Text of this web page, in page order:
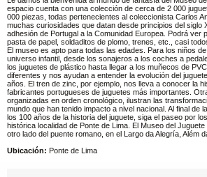
espacio cuenta con una colección de cerca de 2 000
000 piezas, todas pertenecientes al coleccionista Carlos
muchas curiosidades que datan desde principios del siglo
adhesión de Portugal a la Comunidad Europea. Podrá ver
pasta de papel, soldaditos de plomo, trenes, etc., casi
El museo es apto para todas las edades. Para los niños
universo infantil, desde los sonajeros a los coches a
los juguetes de plástico hasta llegar a los muñecos de
diferentes y nos ayudan a entender la evolución del
años. El tren de zinc, por ejemplo, nos lleva a conocer la
fabricantes portugueses de juguetes más importantes.
organizadas en orden cronológico, ilustran las
mundo que han tenido impacto a nivel nacional. Al final de
los 100 años de la historia del juguete, siga el paseo por
histórica localidad de Ponte de Lima. El Museo del
otro lado del puente romano, en el Largo da Alegría, Além
Ubicación: Ponte de Lima